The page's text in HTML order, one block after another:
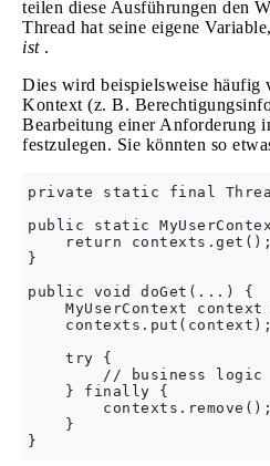
teilen diese Ausführungen den
Thread hat seine eigene
ist.
Dies wird beispielsweise häufig
Kontext (z. B.
Bearbeitung einer Anforderung
festzulegen. Sie könnten so
private static final
public static
return
}
public void doGet(...) {
MyUserContext
    try {
        // business logic
    } finally {
    }